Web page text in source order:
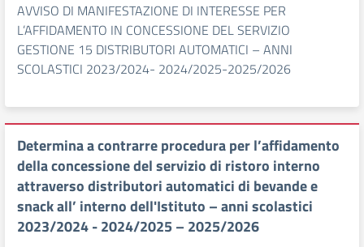
AVVISO DI MANIFESTAZIONE DI INTERESSE PER
L’AFFIDAMENTO IN CONCESSIONE DEL SERVIZIO
GESTIONE 15 DISTRIBUTORI AUTOMATICI – ANNI
SCOLASTICI 2023/2024- 2024/2025-2025/2026
Determina a contrarre procedura per l’affidamento
della concessione del servizio di ristoro interno
attraverso distributori automatici di bevande e
snack all’ interno dell'Istituto – anni scolastici
2023/2024 - 2024/2025 – 2025/2026